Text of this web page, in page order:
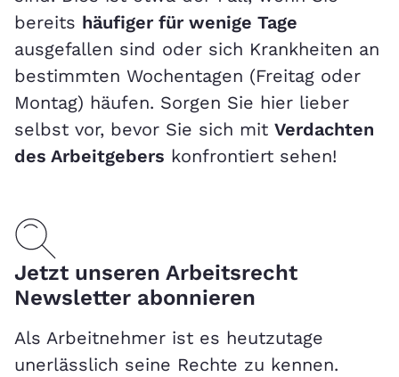
bereits häufiger für wenige Tage
ausgefallen sind oder sich Krankheiten an
bestimmten Wochentagen (Freitag oder
Montag) häufen. Sorgen Sie hier lieber
selbst vor, bevor Sie sich mit Verdachten
des Arbeitgebers konfrontiert sehen!
Jetzt unseren Arbeitsrecht
Newsletter abonnieren
Als Arbeitnehmer ist es heutzutage
unerlässlich seine Rechte zu kennen.